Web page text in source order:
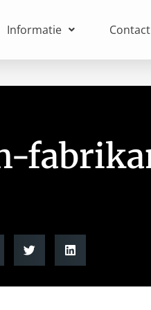
Informatie Contact